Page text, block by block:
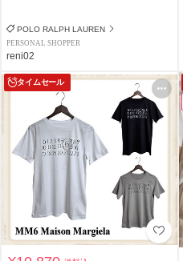
POLO RALPH LAUREN
PERSONAL SHOPPER
reni02
タイムセール